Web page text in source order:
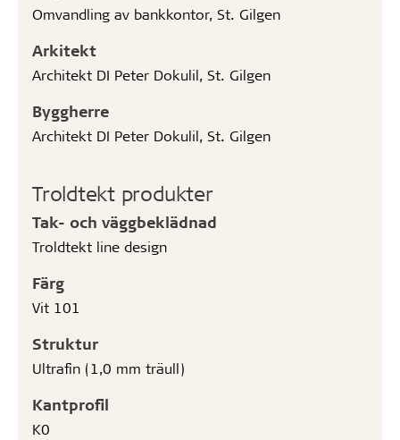
Omvandling av bankkontor, St. Gilgen
Arkitekt
Architekt DI Peter Dokulil, St. Gilgen
Byggherre
Architekt DI Peter Dokulil, St. Gilgen
Troldtekt produkter
Tak- och väggbeklädnad
Troldtekt line design
Färg
Vit 101
Struktur
Ultrafin (1,0 mm träull)
Kantprofil
K0